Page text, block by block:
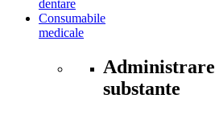
dentare
Consumabile
medicale
Administrare
substante